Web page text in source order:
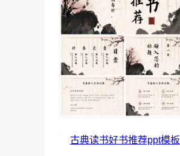
古典读书好书推荐ppt模板